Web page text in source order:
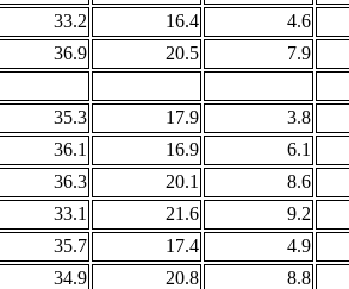
33.2 16.4 4.6
36.9 20.5 7.9
35.3 17.9 3.8
36.1 16.9 6.1
36.3 20.1 8.6
33.1 21.6 9.2
35.7 17.4 4.9
34.9 20.8 8.8